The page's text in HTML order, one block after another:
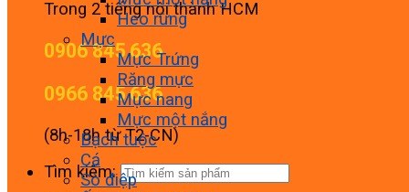
Trong 2 tiếng nội thành HCM
0906 845 636
0966 845 636
(8h-18h từ T2-CN)
Tìm kiếm:
Heo rừng
Mực
Mực Trứng
Răng mực
Mực nang
Mực một nắng
Bạch tuộc
Cá
Sò điệp